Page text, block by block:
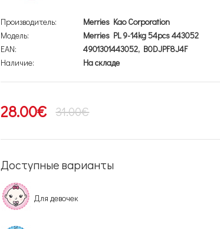
Производитель:
Merries Kao Corporation
Модель:
Merries PL 9-14kg 54pcs 443052
EAN:
4901301443052, B0DJPF8J4F
Наличие:
На складе
28.00€ 31.00€
Доступные варианты
Для девочек